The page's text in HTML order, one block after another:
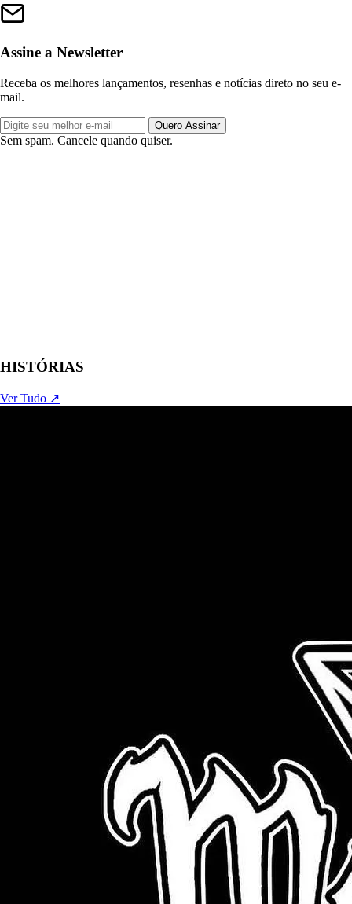
Assine a Newsletter
Receba os melhores lançamentos, resenhas e notícias direto no seu e-
mail.
Quero Assinar
Sem spam. Cancele quando quiser.
HISTÓRIAS
Ver Tudo ↗